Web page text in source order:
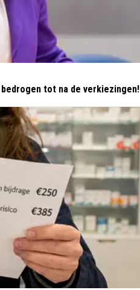
tot na de verkiezingen!